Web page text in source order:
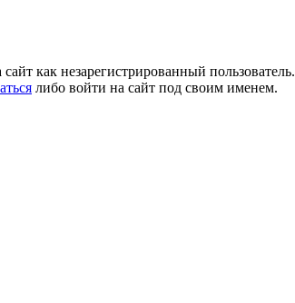
как незарегистрированный пользователь.
либо войти на сайт под своим именем.